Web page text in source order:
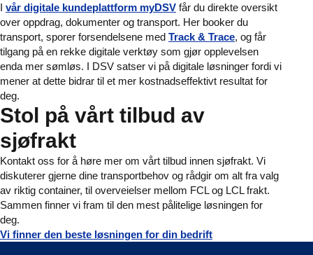
I vår digitale kundeplattform myDSV får du direkte oversikt
over oppdrag, dokumenter og transport. Her booker du
transport, sporer forsendelsene med Track & Trace, og får
tilgang på en rekke digitale verktøy som gjør opplevelsen
enda mer sømløs. I DSV satser vi på digitale løsninger fordi vi
mener at dette bidrar til et mer kostnadseffektivt resultat for
deg.
Stol på vårt tilbud av
sjøfrakt
Kontakt oss for å høre mer om vårt tilbud innen sjøfrakt. Vi
diskuterer gjerne dine transportbehov og rådgir om alt fra valg
av riktig container, til overveielser mellom FCL og LCL frakt.
Sammen finner vi fram til den mest pålitelige løsningen for
deg.
Vi finner den beste løsningen for din bedrift